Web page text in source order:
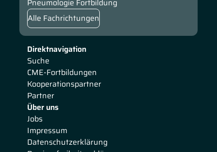
Direktnavigation
Suche
CME-Fortbildungen
Kooperationspartner
Partner
Über uns
Jobs
Impressum
Datenschutzerklärung
Pneumologie Fortbildung
Alle Fachrichtungen